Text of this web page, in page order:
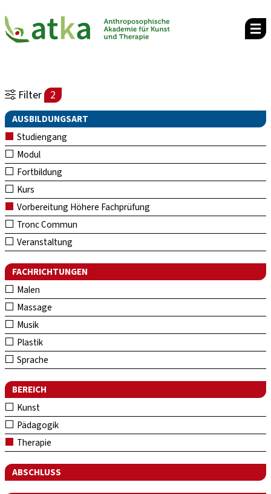
Filter 2
AUSBILDUNGSART
Studiengang
Modul
Fortbildung
Kurs
Vorbereitung Höhere Fachprüfung
Tronc Commun
Veranstaltung
FACHRICHTUNGEN
Malen
Massage
Musik
Plastik
Sprache
BEREICH
Kunst
Pädagogik
Therapie
ABSCHLUSS